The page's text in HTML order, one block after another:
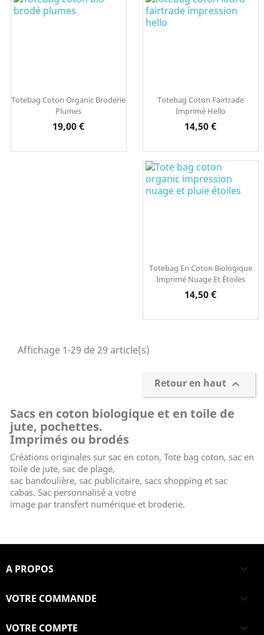
Totebag Coton Organic Broderie
Plumes
Prix
19,00 €
Totebag Coton Fairtrade
Imprimé Hello
Prix
14,50 €
Totebag En Coton Biologique
Imprimé Nuage Et Étoiles
Prix
14,50 €
Affichage 1-29 de 29 article(s)
Retour en haut 
Sacs en coton biologique et en toile de
jute, pochettes.
Imprimés ou brodés
Créations originales sur sac en coton, Tote bag coton, sac en
toile de jute, sac de plage,
sac bandoulière, sac publicitaire, sacs shopping et sac
cabas. Sac personnalisé a votre
image par transfert numérique et broderie.
A PROPOS 
VOTRE COMMANDE 
VOTRE COMPTE 